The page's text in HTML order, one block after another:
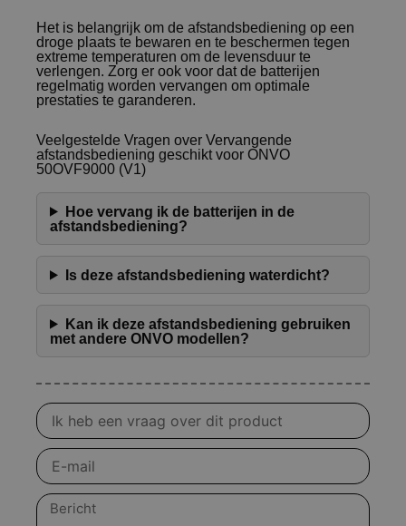
Het is belangrijk om de afstandsbediening op een
droge plaats te bewaren en te beschermen tegen
extreme temperaturen om de levensduur te
verlengen. Zorg er ook voor dat de batterijen
regelmatig worden vervangen om optimale
prestaties te garanderen.
Veelgestelde Vragen over Vervangende
afstandsbediening geschikt voor ONVO
50OVF9000 (V1)
Hoe vervang ik de batterijen in de
afstandsbediening?
Is deze afstandsbediening waterdicht?
Kan ik deze afstandsbediening gebruiken
met andere ONVO modellen?
Vraag
over
product
E-
mail
Bericht